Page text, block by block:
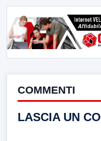
COMMENTI
LASCIA UN